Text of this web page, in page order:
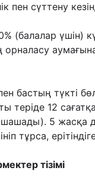
пен сүттену
(балалар үшін)
орналасу
бастың түкті
теріде 12
5 жасқа
тұрса,
тізімі